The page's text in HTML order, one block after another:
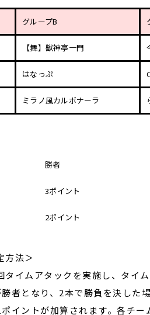
グループB
【舞】獣神亭一門
はなっぷ
ミラノ風カルボナーラ
勝者
3ポイント
2ポイント
方法＞
タイムアタックを実施し、タイ
者となり、2本で勝負を決した
イントが加算されます。各チ